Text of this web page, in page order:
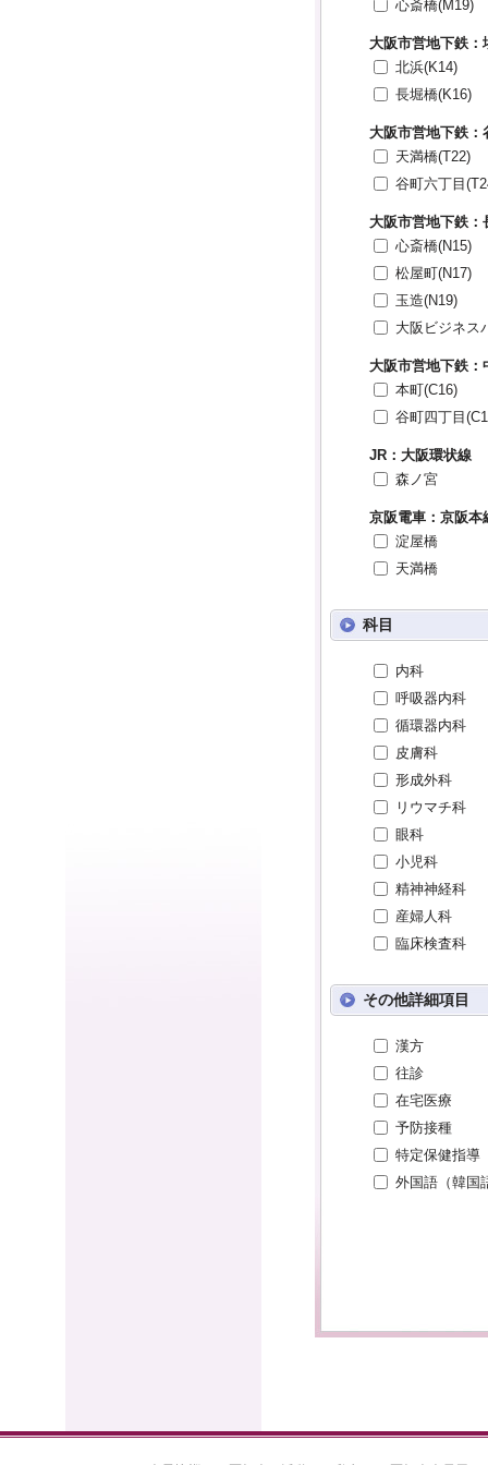
心斎橋(M19)
大阪市営地下鉄：
北浜(K14)
長堀橋(K16)
大阪市営地下鉄：
天満橋(T22)
谷町六丁目
大阪市営地下鉄：
心斎橋(N15)
松屋町(N17)
玉造(N19)
大阪ビジネス
大阪市営地下鉄：
本町(C16)
谷町四丁目
JR：大阪環状線
森ノ宮
京阪電車：京阪本
淀屋橋
天満橋
科目
内科
呼吸器内科
循環器内科
皮膚科
形成外科
リウマチ科
眼科
小児科
精神神経科
産婦人科
臨床検査科
その他詳細項目
漢方
往診
在宅医療
予防接種
特定保健指導
外国語（韓国